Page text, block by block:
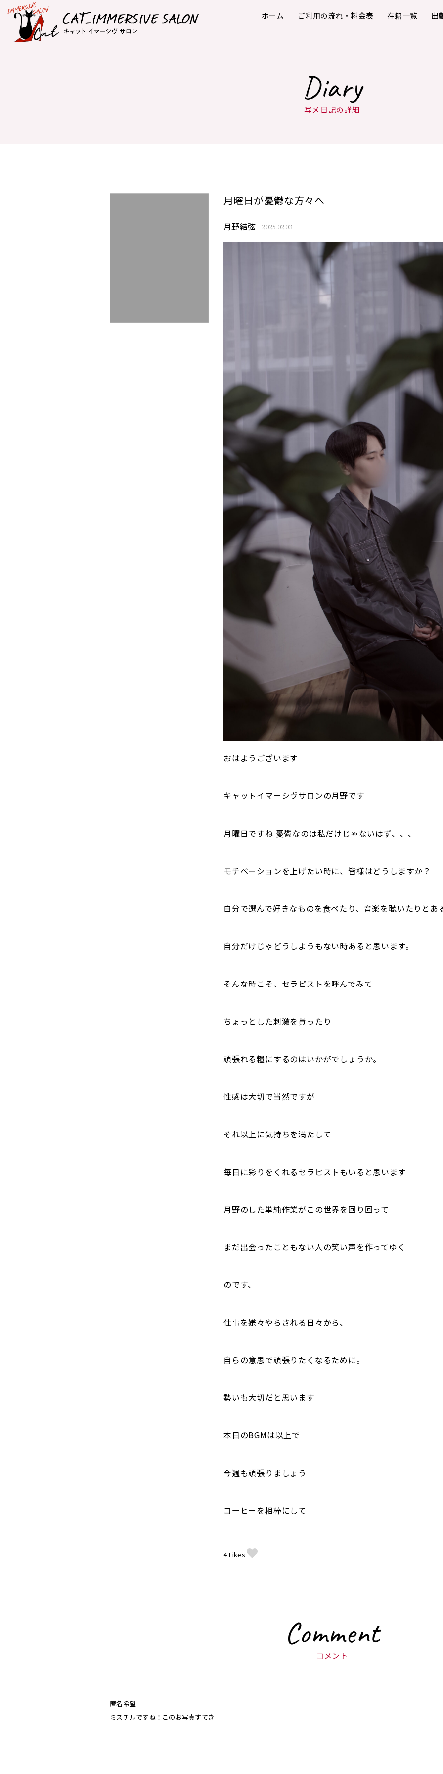
ホーム ご利用の流れ・料金表 在籍一覧 出
Diary
写メ日記の詳細
月曜日が憂鬱な方々へ
月野結弦 2025.02.03
おはようございます
キャットイマーシヴサロンの月野です
月曜日ですね 憂鬱なのは私だけじゃないはず、、、
モチベーションを上げたい時に、皆様はどうしますか？
自分で選んで好きなものを食べたり、音楽を聴いたりとあ
自分だけじゃどうしようもない時あると思います。
そんな時こそ、セラピストを呼んでみて
ちょっとした刺激を貰ったり
頑張れる糧にするのはいかがでしょうか。
性感は大切で当然ですが
それ以上に気持ちを満たして
毎日に彩りをくれるセラピストもいると思います
月野のした単純作業がこの世界を回り回って
まだ出会ったこともない人の笑い声を作ってゆく
のです、
仕事を嫌々やらされる日々から、
自らの意思で頑張りたくなるために。
勢いも大切だと思います
本日のBGMは以上で
今週も頑張りましょう
コーヒーを相棒にして
4Likes
Comment
コメント
匿名希望
ミスチルですね！このお写真すてき